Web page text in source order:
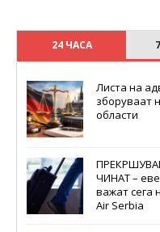
24 ЧАСА
Листа на
зборуваат
области
ЧИНАТ –
важат сега
Air Serbia